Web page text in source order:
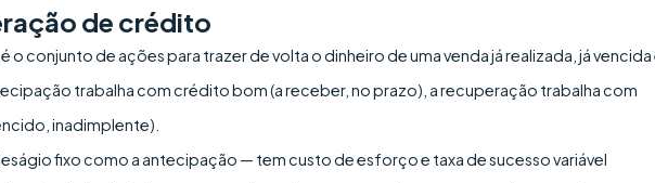
de crédito
conjunto de ações para trazer de volta o dinheiro de uma venda já realizada, já vencida
trabalha com crédito bom (a receber, no prazo), a recuperação trabalha com
inadimplente).
fixo como a antecipação — tem custo de esforço e taxa de sucesso variável